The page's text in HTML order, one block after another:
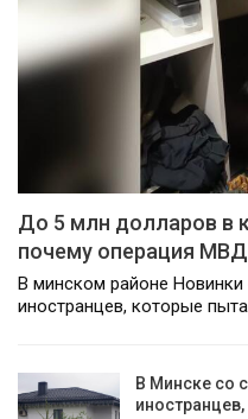
До 5 млн долларов в
почему операция
В минском районе
иностранцев, которые
В Минске со